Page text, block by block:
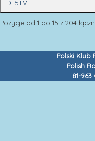
DF5TV
Pozycje od 1 do 15 z 204
Polski Klub
Polish
81-963